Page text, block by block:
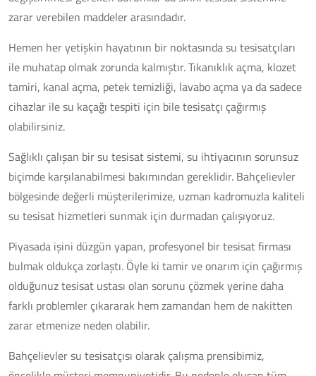
zarar verebilen maddeler arasındadır.
Hemen her yetişkin hayatının bir noktasında su tesisatçıları
ile muhatap olmak zorunda kalmıştır. Tıkanıklık açma, klozet
tamiri, kanal açma, petek temizliği, lavabo açma ya da sadece
cihazlar ile su kaçağı tespiti için bile tesisatçı çağırmış
olabilirsiniz.
Sağlıklı çalışan bir su tesisat sistemi, su ihtiyacının sorunsuz
biçimde karşılanabilmesi bakımından gereklidir. Bahçelievler
bölgesinde değerli müşterilerimize, uzman kadromuzla kaliteli
su tesisat hizmetleri sunmak için durmadan çalışıyoruz.
Piyasada işini düzgün yapan, profesyonel bir tesisat firması
bulmak oldukça zorlaştı. Öyle ki tamir ve onarım için çağırmış
olduğunuz tesisat ustası olan sorunu çözmek yerine daha
farklı problemler çıkararak hem zamandan hem de nakitten
zarar etmenize neden olabilir.
Bahçelievler su tesisatçısı olarak çalışma prensibimiz,